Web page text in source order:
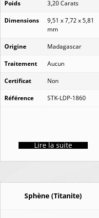
Poids 3,20 Carats
Dimensions
9,51 x 7,72 x 5,81
mm
Origine Madagascar
Traitement Aucun
Certificat Non
Référence STK-LDP-1860
Lire la suite
Sphène (Titanite)